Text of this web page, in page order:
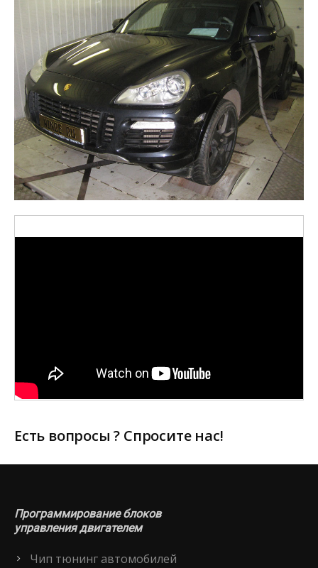
Есть вопросы ? Спросите нас!
Программирование блоков
управления двигателем
Чип тюнинг автомобилей